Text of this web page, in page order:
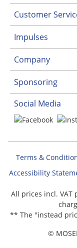
Customer
Impulses
Company
Sponsoring
Social Media
Terms &
Accessibility
All prices incl. VAT
** The "instead
©